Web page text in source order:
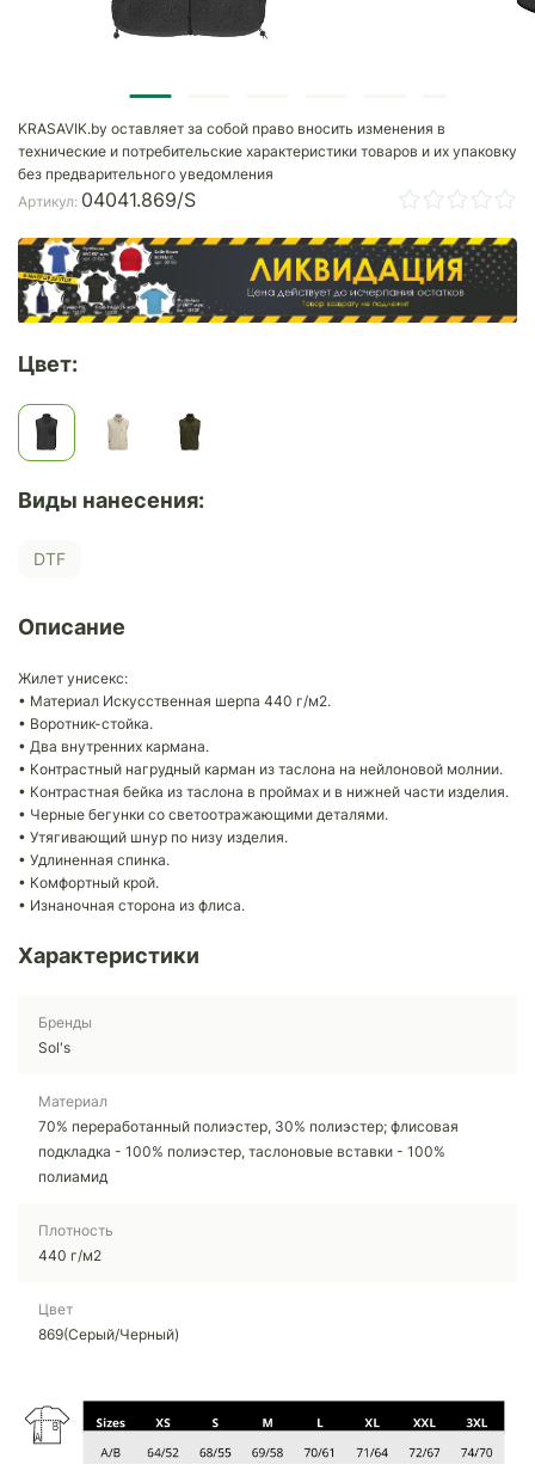
KRASAVIK.by оставляет за собой право вносить изменения в
технические и потребительские характеристики товаров и их упаковку
без предварительного уведомления
Артикул: 04041.869/S
Цвет:
Виды нанесения:
DTF
Описание
Жилет унисекс:
• Материал Искусственная шерпа 440 г/м2.
• Воротник-стойка.
• Два внутренних кармана.
• Контрастный нагрудный карман из таслона на нейлоновой молнии.
• Контрастная бейка из таслона в проймах и в нижней части изделия.
• Черные бегунки со светоотражающими деталями.
• Утягивающий шнур по низу изделия.
• Удлиненная спинка.
• Комфортный крой.
• Изнаночная сторона из флиса.
Характеристики
Бренды
Sol's
Материал
70% переработанный полиэстер, 30% полиэстер; флисовая
подкладка - 100% полиэстер, таслоновые вставки - 100%
полиамид
Плотность
440 г/м2
Цвет
869(Серый/Черный)